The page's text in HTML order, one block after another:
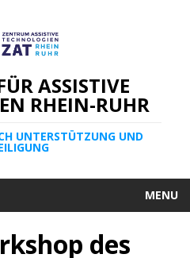
ASSISTIVE
RHEIN-RUHR
UNTERSTÜTZUNG UND
MENU
des